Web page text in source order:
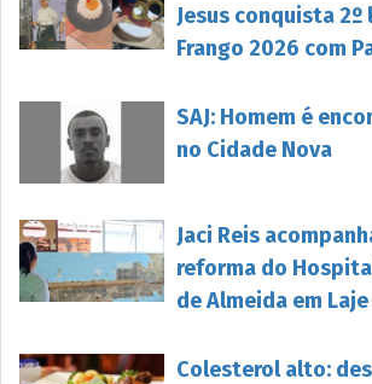
Jesus conquista 2º
Frango 2026 com
SAJ: Homem é
no Cidade Nova
Jaci Reis
reforma do
de Almeida em Laje
Colesterol alto: